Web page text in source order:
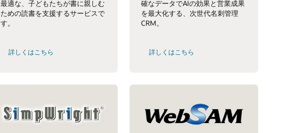
最適な、子どもたちが書に親しむ
ための読書を支援するサービスで
す。
詳しくはこちら
確なデータでAIの効果と営業成果
を最大化する、次世代名刺管理
CRM。
詳しくはこちら